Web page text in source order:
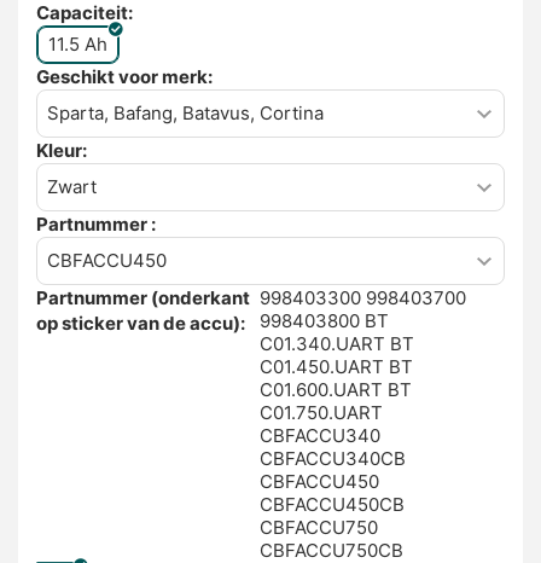
Capaciteit:
11.5 Ah
Geschikt voor merk:
Kleur:
Partnummer :
Partnummer (onderkant
op sticker van de accu):
998403300 998403700
998403800 BT
C01.340.UART BT
C01.450.UART BT
C01.600.UART BT
C01.750.UART
CBFACCU340
CBFACCU340CB
CBFACCU450
CBFACCU450CB
CBFACCU750
CBFACCU750CB